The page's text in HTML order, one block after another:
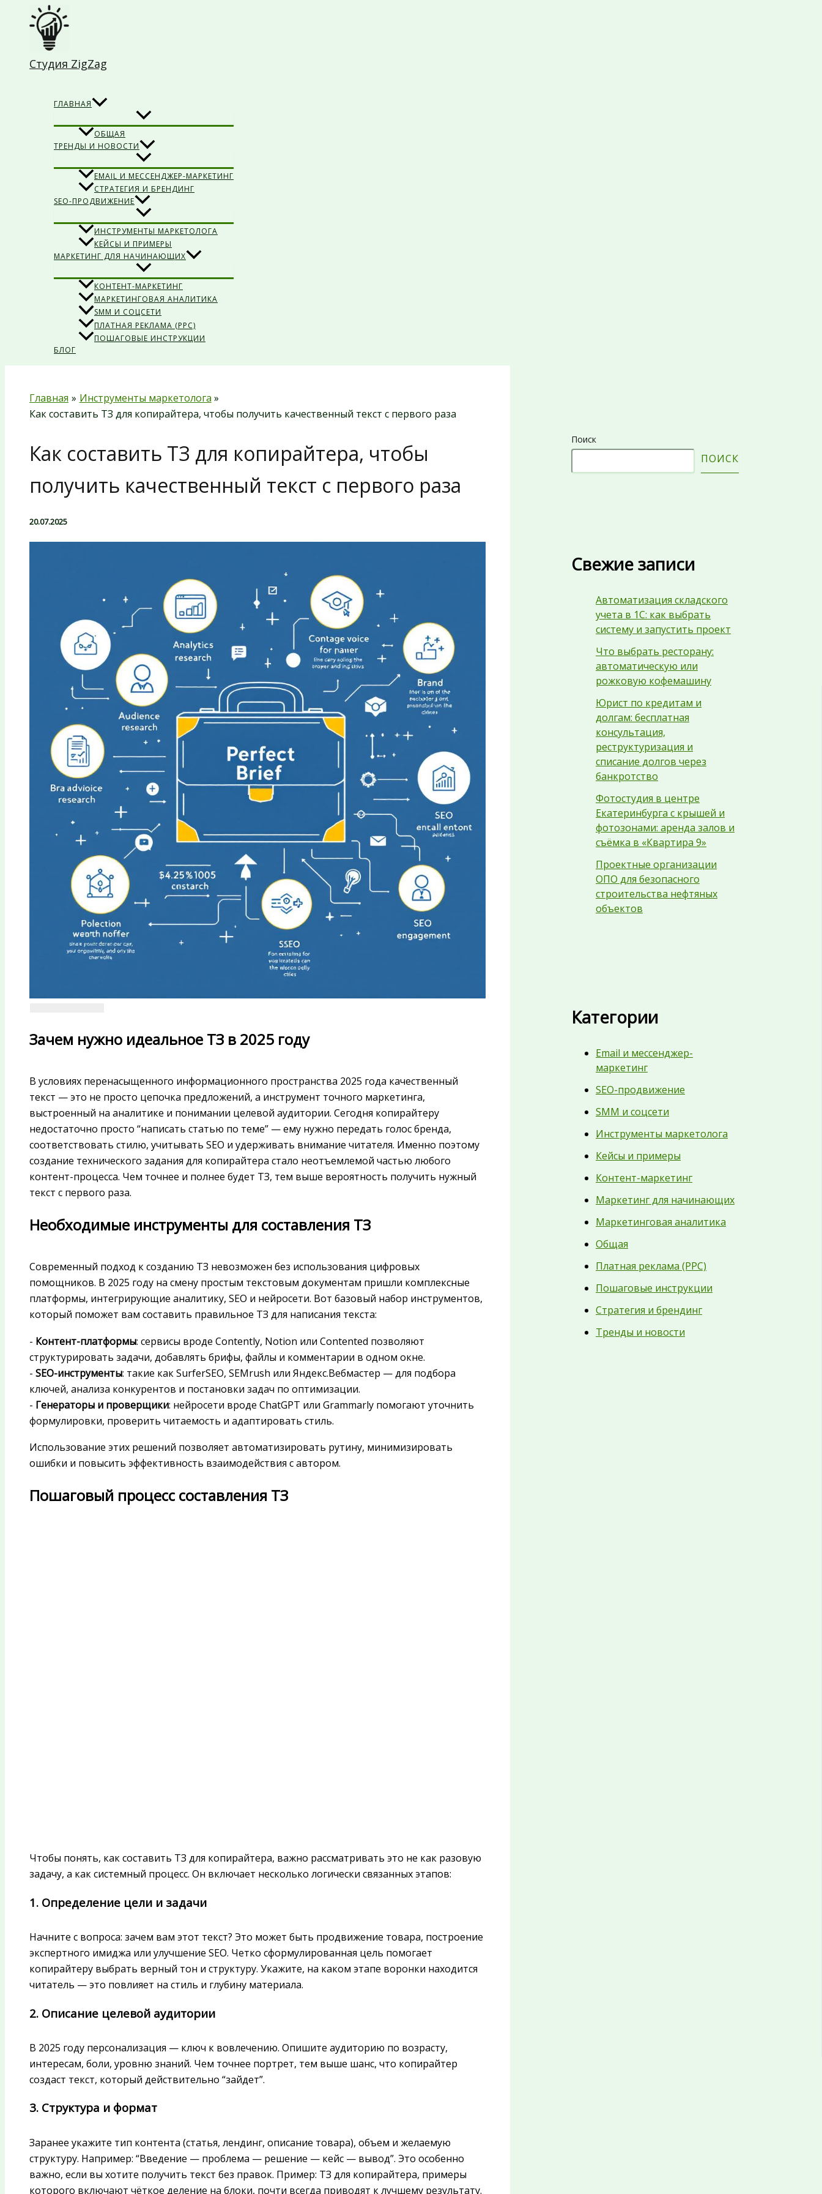
Перейти
содержимому
Студия ZigZag
ГЛАВНАЯ
ОБЩАЯ
ТРЕНДЫ И НОВОСТИ
EMAIL И МЕССЕНДЖЕР-МАРКЕТИНГ
СТРАТЕГИЯ И БРЕНДИНГ
SEO-ПРОДВИЖЕНИЕ
ИНСТРУМЕНТЫ МАРКЕТОЛОГА
КЕЙСЫ И ПРИМЕРЫ
МАРКЕТИНГ ДЛЯ НАЧИНАЮЩИХ
КОНТЕНТ-МАРКЕТИНГ
МАРКЕТИНГОВАЯ АНАЛИТИКА
SMM И СОЦСЕТИ
ПЛАТНАЯ РЕКЛАМА (PPC)
ПОШАГОВЫЕ ИНСТРУКЦИИ
БЛОГ
Главная
Инструменты маркетолога
Как составить ТЗ для копирайтера, чтобы получить качественный текст с первого раза
Как составить ТЗ для копирайтера, чтобы
получить качественный текст с первого раза
20.07.2025
Зачем нужно идеальное ТЗ в 2025 году
В условиях перенасыщенного информационного пространства 2025 года качественный
текст — это не просто цепочка предложений, а инструмент точного маркетинга,
выстроенный на аналитике и понимании целевой аудитории. Сегодня копирайтеру
недостаточно просто “написать статью по теме” — ему нужно передать голос бренда,
соответствовать стилю, учитывать SEO и удерживать внимание читателя. Именно поэтому
создание технического задания для копирайтера стало неотъемлемой частью любого
контент-процесса. Чем точнее и полнее будет ТЗ, тем выше вероятность получить нужный
текст с первого раза.
Необходимые инструменты для составления ТЗ
Современный подход к созданию ТЗ невозможен без использования цифровых
помощников. В 2025 году на смену простым текстовым документам пришли комплексные
платформы, интегрирующие аналитику, SEO и нейросети. Вот базовый набор инструментов,
который поможет вам составить правильное ТЗ для написания текста:
- Контент-платформы: сервисы вроде Contently, Notion или Contented позволяют
структурировать задачи, добавлять брифы, файлы и комментарии в одном окне.
- SEO-инструменты: такие как SurferSEO, SEMrush или Яндекс.Вебмастер — для подбора
ключей, анализа конкурентов и постановки задач по оптимизации.
- Генераторы и проверщики: нейросети вроде ChatGPT или Grammarly помогают уточнить
формулировки, проверить читаемость и адаптировать стиль.
Использование этих решений позволяет автоматизировать рутину, минимизировать
ошибки и повысить эффективность взаимодействия с автором.
Пошаговый процесс составления ТЗ
Чтобы понять, как составить ТЗ для копирайтера, важно рассматривать это не как разовую
задачу, а как системный процесс. Он включает несколько логически связанных этапов:
1. Определение цели и задачи
Начните с вопроса: зачем вам этот текст? Это может быть продвижение товара, построение
экспертного имиджа или улучшение SEO. Четко сформулированная цель помогает
копирайтеру выбрать верный тон и структуру. Укажите, на каком этапе воронки находится
читатель — это повлияет на стиль и глубину материала.
2. Описание целевой аудитории
В 2025 году персонализация — ключ к вовлечению. Опишите аудиторию по возрасту,
интересам, боли, уровню знаний. Чем точнее портрет, тем выше шанс, что копирайтер
создаст текст, который действительно “зайдет”.
3. Структура и формат
Заранее укажите тип контента (статья, лендинг, описание товара), объем и желаемую
структуру. Например: “Введение — проблема — решение — кейс — вывод”. Это особенно
важно, если вы хотите получить текст без правок. Пример: ТЗ для копирайтера, примеры
которого включают чёткое деление на блоки, почти всегда приводят к лучшему результату.
Поиск
ПОИСК
Свежие записи
Автоматизация складского
учета в 1С: как выбрать
систему и запустить проект
Что выбрать ресторану:
автоматическую или
рожковую кофемашину
Юрист по кредитам и
долгам: бесплатная
консультация,
реструктуризация и
списание долгов через
банкротство
Фотостудия в центре
Екатеринбурга с крышей и
фотозонами: аренда залов и
съёмка в «Квартира 9»
Проектные организации
ОПО для безопасного
строительства нефтяных
объектов
Категории
Email и мессенджер-
маркетинг
SEO-продвижение
SMM и соцсети
Инструменты маркетолога
Кейсы и примеры
Контент-маркетинг
Маркетинг для начинающих
Маркетинговая аналитика
Общая
Платная реклама (PPC)
Пошаговые инструкции
Стратегия и брендинг
Тренды и новости